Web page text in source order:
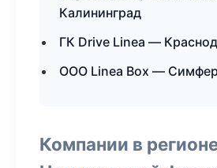
Калининград
ГК Drive Linea —
ООО Linea Box —
Компании в